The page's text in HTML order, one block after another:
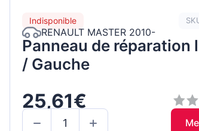
Indisponible
RENAULT MASTER 2010-
Panneau de réparation
/ Gauche
25,61€